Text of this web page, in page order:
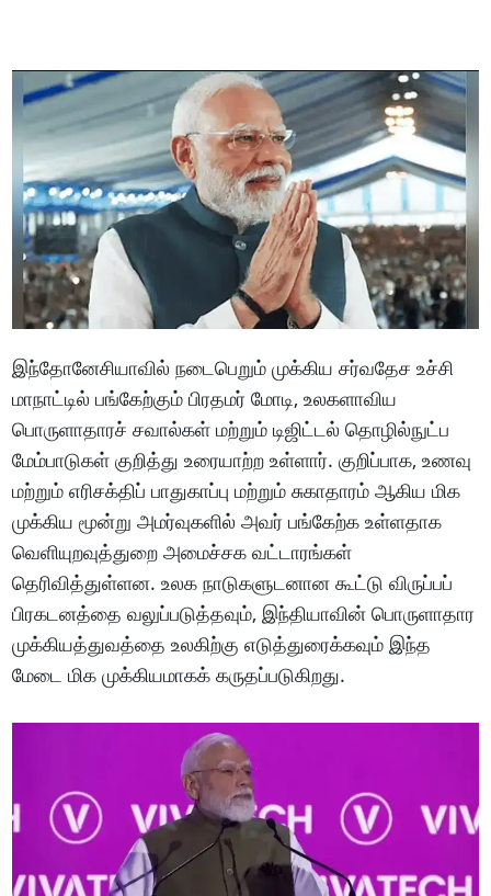
இந்தோனேசியாவில் நடைபெறும் முக்கிய சர்வதேச உச்சி
மாநாட்டில் பங்கேற்கும் பிரதமர் மோடி, உலகளாவிய
பொருளாதாரச் சவால்கள் மற்றும் டிஜிட்டல் தொழில்நுட்ப
மேம்பாடுகள் குறித்து உரையாற்ற உள்ளார். குறிப்பாக, உணவு
மற்றும் எரிசக்திப் பாதுகாப்பு மற்றும் சுகாதாரம் ஆகிய மிக
முக்கிய மூன்று அமர்வுகளில் அவர் பங்கேற்க உள்ளதாக
வெளியுறவுத்துறை அமைச்சக வட்டாரங்கள்
தெரிவித்துள்ளன. உலக நாடுகளுடனான கூட்டு விருப்பப்
பிரகடனத்தை வலுப்படுத்தவும், இந்தியாவின் பொருளாதார
முக்கியத்துவத்தை உலகிற்கு எடுத்துரைக்கவும் இந்த
மேடை மிக முக்கியமாகக் கருதப்படுகிறது.